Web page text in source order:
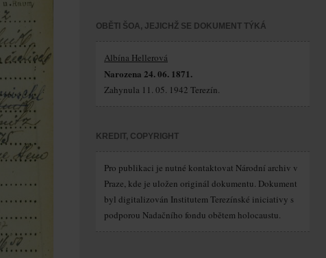
OBĚTI ŠOA, JEJICHŽ SE DOKUMENT TÝKÁ
Albína Hellerová
Narozena 24. 06. 1871.
Zahynula 11. 05. 1942 Terezín.
KREDIT, COPYRIGHT
Pro publikaci je nutné kontaktovat Národní archiv v
Praze, kde je uložen originál dokumentu. Dokument
byl digitalizován Institutem Terezínské iniciativy s
podporou Nadačního fondu obětem holocaustu.